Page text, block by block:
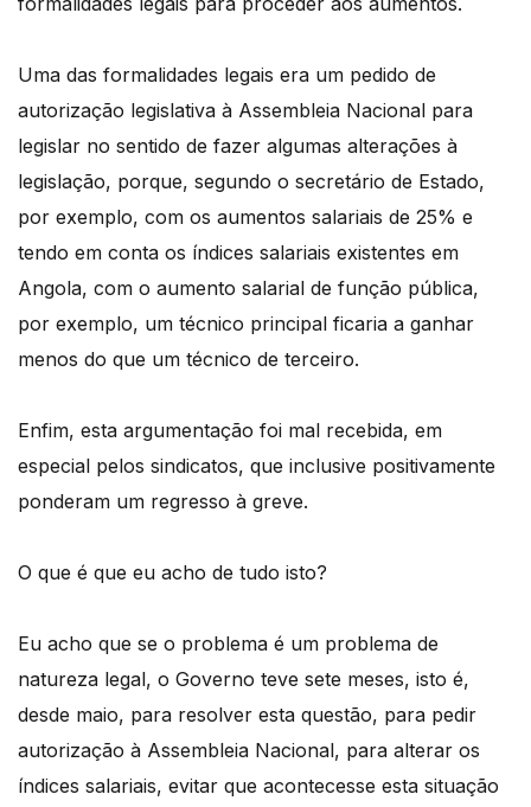
Uma das formalidades legais era um pedido de
autorização legislativa à Assembleia Nacional para
legislar no sentido de fazer algumas alterações à
legislação, porque, segundo o secretário de Estado,
por exemplo, com os aumentos salariais de 25% e
tendo em conta os índices salariais existentes em
Angola, com o aumento salarial de função pública,
por exemplo, um técnico principal ficaria a ganhar
menos do que um técnico de terceiro.
Enfim, esta argumentação foi mal recebida, em
especial pelos sindicatos, que inclusive positivamente
ponderam um regresso à greve.
O que é que eu acho de tudo isto?
Eu acho que se o problema é um problema de
natureza legal, o Governo teve sete meses, isto é,
desde maio, para resolver esta questão, para pedir
autorização à Assembleia Nacional, para alterar os
índices salariais, evitar que acontecesse esta situação